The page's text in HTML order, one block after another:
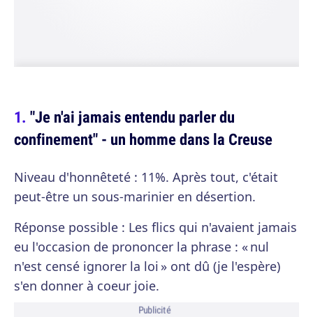
"Je n'ai jamais entendu parler du
confinement" - un homme dans la Creuse
Niveau d'honnêteté : 11%. Après tout, c'était
peut-être un sous-marinier en désertion.
Réponse possible : Les flics qui n'avaient jamais
eu l'occasion de prononcer la phrase : « nul
n'est censé ignorer la loi » ont dû (je l'espère)
s'en donner à coeur joie.
Publicité